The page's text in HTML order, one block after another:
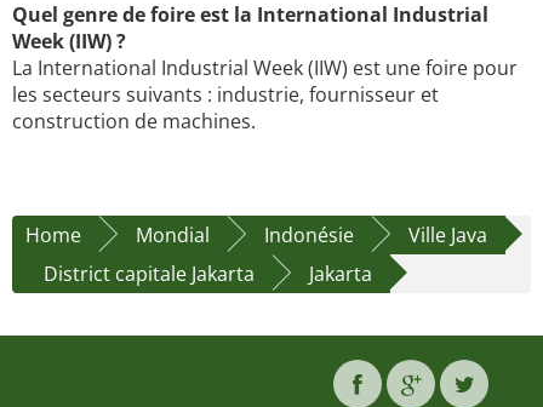
Quel genre de foire est la International Industrial
Week (IIW) ?
La International Industrial Week (IIW) est une foire pour
les secteurs suivants : industrie, fournisseur et
construction de machines.
Home Mondial Indonésie
Ville Java
District capitale Jakarta
Jakarta